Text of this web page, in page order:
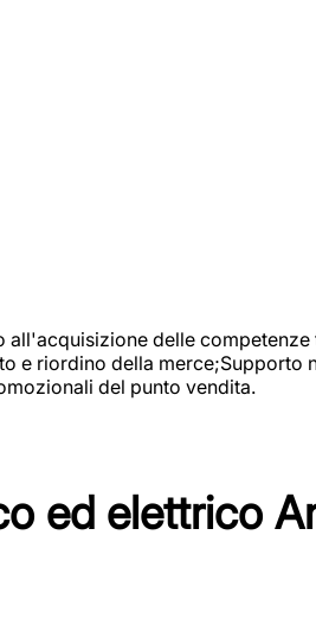
delle
e riordino della
del punto vendita.
ed elettrico